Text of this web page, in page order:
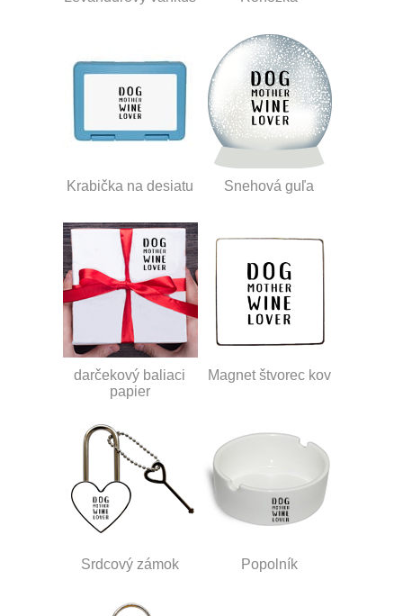
Krabička na desiatu Snehová guľa
darčekový baliaci
papier
Magnet štvorec kov
Srdcový zámok Popolník